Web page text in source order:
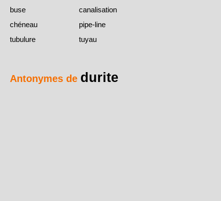
buse
canalisation
chéneau
pipe-line
tubulure
tuyau
Antonymes de durite